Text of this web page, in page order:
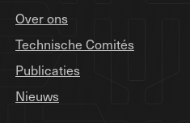
Over ons
Technische Comités
Publicaties
Nieuws